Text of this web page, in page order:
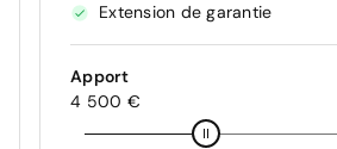
Extension de garantie
Apport
4 500 €